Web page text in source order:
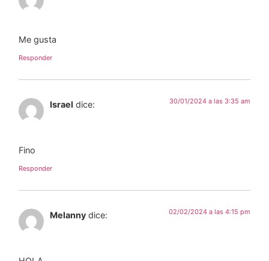
Me gusta
Responder
Israel dice: 30/01/2024 a las 3:35 am
Fino
Responder
Melanny dice: 02/02/2024 a las 4:15 pm